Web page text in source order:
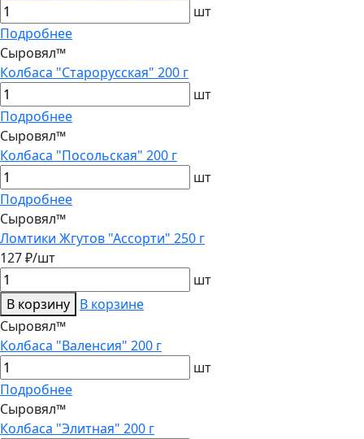
шт
Подробнее
Сыровял™
Колбаса "Старорусская" 200 г
шт
Подробнее
Сыровял™
Колбаса "Посольская" 200 г
шт
Подробнее
Сыровял™
Ломтики Жгутов "Ассорти" 250 г
127 ₽/шт
шт
В корзину В корзине
Сыровял™
Колбаса "Валенсия" 200 г
шт
Подробнее
Сыровял™
Колбаса "Элитная" 200 г